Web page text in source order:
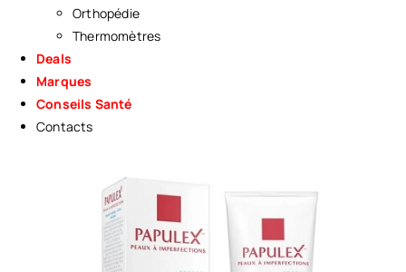
Orthopédie
Thermomètres
Deals
Marques
Conseils Santé
Contacts